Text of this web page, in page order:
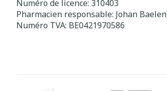
Numéro de licence: 310403
Pharmacien responsable: Johan Baelen
Numéro TVA: BE0421970586